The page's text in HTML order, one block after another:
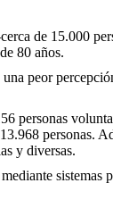
de 15.000
80 años.
peor
personas
personas.
y diversas.
sistemas